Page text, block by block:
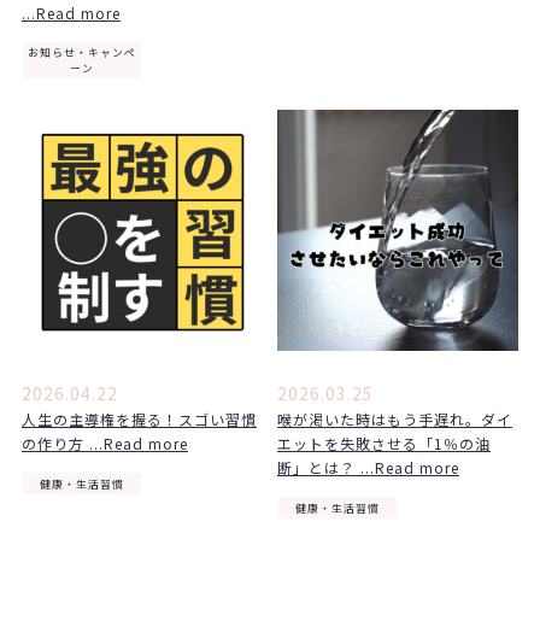
...Read more
お知らせ・キャンペ
ーン
2026.04.22
人生の主導権を握る！スゴい習慣
の作り方 ...Read more
健康・生活習慣
2026.03.25
喉が渇いた時はもう手遅れ。ダイ
エットを失敗させる「1％の油
断」とは？ ...Read more
健康・生活習慣